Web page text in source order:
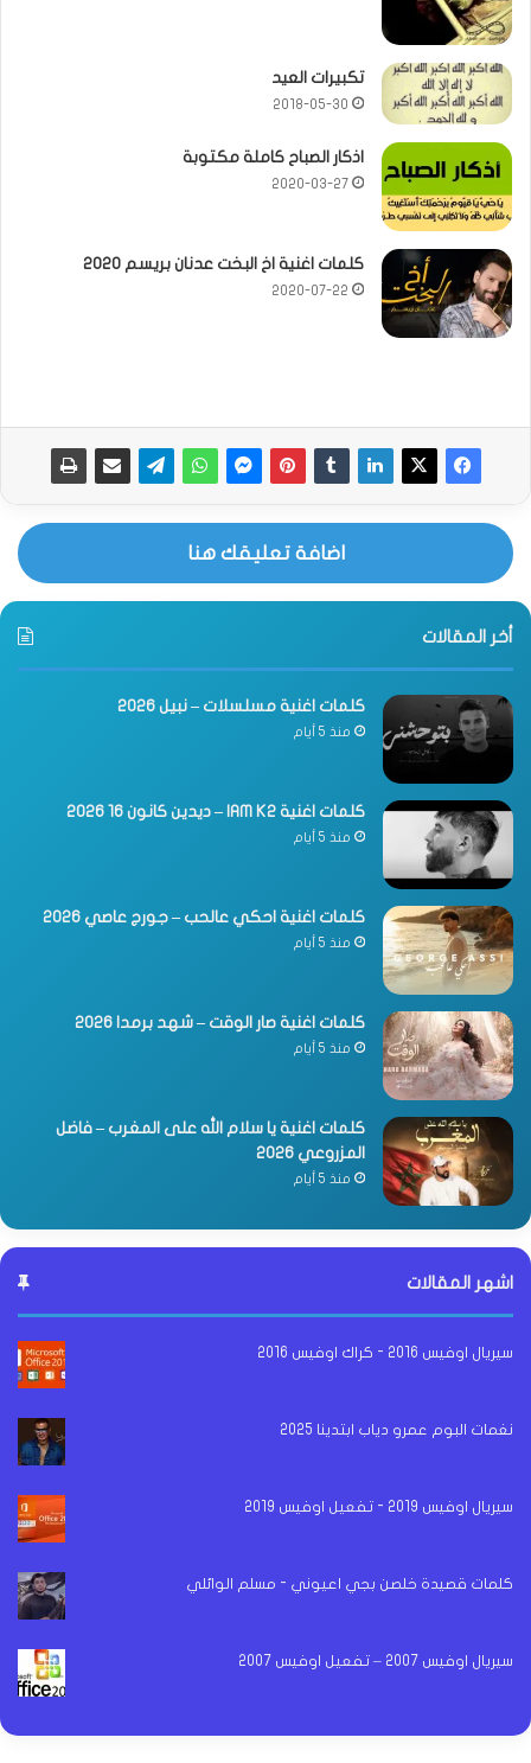
تكبيرات العيد
2018-05-30
اذكار الصباح كاملة مكتوبة
2020-03-27
كلمات اغنية اخ البخت عدنان بريسم 2020
2020-07-22
اضافة تعليقك هنا
أخر المقالات
كلمات اغنية مسلسلات – نبيل 2026
منذ 5 أيام
كلمات اغنية IAM K2 – ديدين كانون 16 2026
منذ 5 أيام
كلمات اغنية احكي عالحب – جورج عاصي 2026
منذ 5 أيام
كلمات اغنية صار الوقت – شهد برمدا 2026
منذ 5 أيام
كلمات اغنية يا سلام الله على المغرب – فاضل
المزروعي 2026
منذ 5 أيام
اشهر المقالات
سيريال اوفيس 2016 - كراك اوفيس 2016
نغمات البوم عمرو دياب ابتدينا 2025
سيريال اوفيس 2019 - تفعيل اوفيس 2019
كلمات قصيدة خلصن بجي اعيوني - مسلم الوائلي
سيريال اوفيس 2007 – تفعيل اوفيس 2007